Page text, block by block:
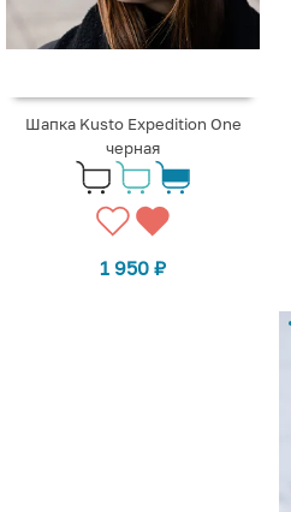
Шапка Kusto Expedition One
черная
1 950 ₽